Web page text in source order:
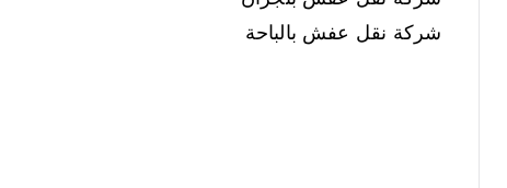
شركة نقل عفش بالباحة